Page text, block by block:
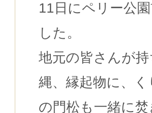
11日にペリー公
した。
地元の皆さんが
縄、縁起物に、
の門松も一緒に